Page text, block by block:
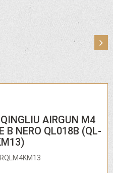
AIRGUN M4
B NERO QL018B (QL-